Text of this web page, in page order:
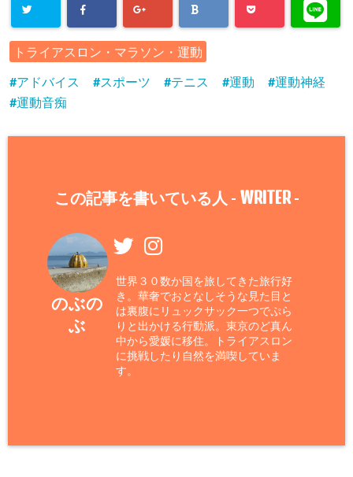
トライアスロン・マラソン・運動
アドバイス
スポーツ テニス 運動
運動神経
運動音痴
この記事を書いている人 - WRITER-
のぶの
ぶ
世界３０数か国を旅してきた旅行好
き。華奢でおとなしそうな見た目と
は裏腹にリュックサック一つでぷら
りと出かける行動派。東京のど真ん
中から愛媛に移住。トライアスロン
に挑戦したり自然を満喫していま
す。